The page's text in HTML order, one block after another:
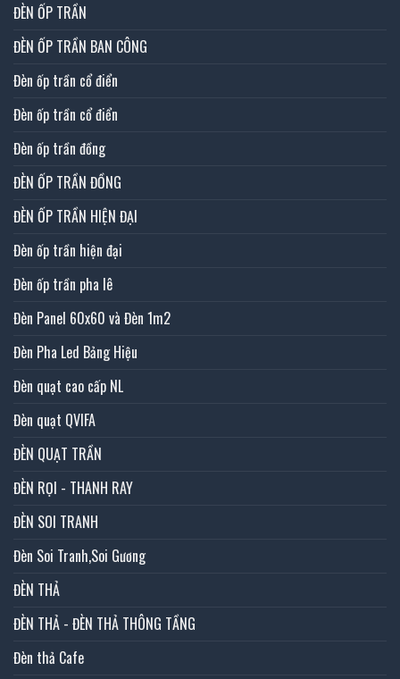
ĐÈN ỐP TRẦN
ĐÈN ỐP TRẦN BAN CÔNG
Đèn ốp trần cổ điển
Đèn ốp trần cổ điển
Đèn ốp trần đồng
ĐÈN ỐP TRẦN ĐỒNG
ĐÈN ỐP TRẦN HIỆN ĐẠI
Đèn ốp trần hiện đại
Đèn ốp trần pha lê
Đèn Panel 60x60 và Đèn 1m2
Đèn Pha Led Bảng Hiệu
Đèn quạt cao cấp NL
Đèn quạt QVIFA
ĐÈN QUẠT TRẦN
ĐÈN RỌI - THANH RAY
ĐÈN SOI TRANH
Đèn Soi Tranh,Soi Gương
ĐÈN THẢ
ĐÈN THẢ - ĐÈN THẢ THÔNG TẦNG
Đèn thả Cafe